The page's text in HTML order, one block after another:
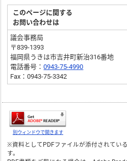
このページに関する
お問い合わせは
議会事務局
〒839-1393
福岡県うきは市吉井町新治316番地
電話番号：0943-75-4990
Fax：0943-75-3342
別ウィンドウで開きます
※資料としてPDFファイルが添付されてい
す。